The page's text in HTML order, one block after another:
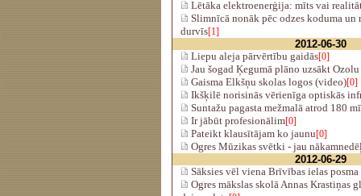
Lētāka elektroenerģija: mīts vai
Slimnīcā nonāk pēc odzes koduma un
durvīs[1]
2012-06-30
Liepu aleja pārvērtību gaidās[0]
Jau šogad Ķegumā plāno uzsākt
Gaisma Elkšņu skolas logos (video)[0]
Ikšķilē norisinās vērienīga optiskās
Suntažu pagasta mežmalā atrod 180
Ir jābūt profesionālim[0]
Pateikt klausītājam ko jaunu[0]
Ogres Mūzikas svētki - jau
2012-06-29
Sāksies vēl viena Brīvības ielas
Ogres mākslas skolā Annas Krastiņas